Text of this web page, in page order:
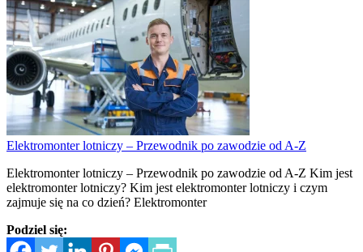
Elektromonter lotniczy – Przewodnik po zawodzie od A-Z
Elektromonter lotniczy – Przewodnik po zawodzie od A-Z Kim jest
elektromonter lotniczy? Kim jest elektromonter lotniczy i czym
zajmuje się na co dzień? Elektromonter
Podziel się: